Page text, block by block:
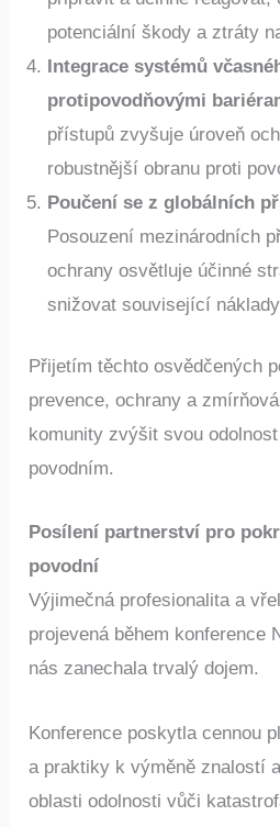
potenciální škody a ztráty
Integrace systémů
protipovodňovými
přístupů zvyšuje úroveň
robustnější obranu proti
Poučení se z globálních
Posouzení mezinárodních
ochrany osvětluje účinné
snižovat související
Přijetím těchto osvědčených
prevence, ochrany a
komunity zvýšit svou
povodním.
Posílení partnerství pro
povodní
Výjimečná profesionalita a
projevená během konference
nás zanechala trvalý dojem.
Konference poskytla cennou
a praktiky k výměně znalostí
oblasti odolnosti vůči